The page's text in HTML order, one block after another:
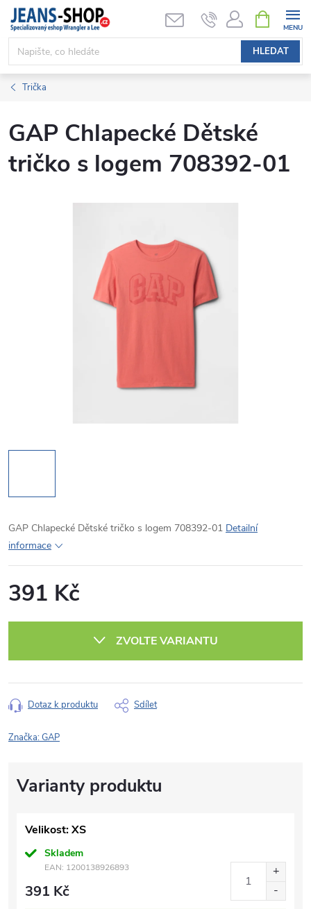
Přejít
obsah
HLEDAT
NÁKUPNÍ
KOŠÍK
Trička
GAP Chlapecké Dětské
tričko s logem 708392-01
GAP Chlapecké Dětské tričko s logem 708392-01 Detailní
informace
391 Kč
ZVOLTE VARIANTU
Dotaz k produktu Sdílet
Značka:GAP
Velikost: XS
Skladem
EAN: 1200138926893
391 Kč